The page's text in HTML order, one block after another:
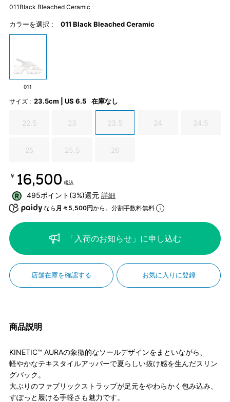
011Black Bleached Ceramic
カラーを選択 : 011 Black Bleached Ceramic
011
サイズ : 23.5cm | US 6.5 在庫なし
22.5 23 23.5 24 24.5
25 25.5 26
￥16,500 税込
495ポイント(3%)還元 詳細
なら 月々5,500円から。分割手数料無料
「入荷のお知らせ」に申し込む
店舗在庫を確認する お気に入りに登録
商品説明
KINETIC™ AURAの象徴的なソールデザインをまといながら、
軽やかなテキスタイルアッパーで夏らしい抜け感を生んだスリン
グバック。
大ぶりのファブリックストラップが足元をやわらかく包み込み、
すぽっと履ける手軽さも魅力です。